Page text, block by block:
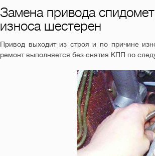
Замена привода
износа шестерен
Привод выходит из строя и по причине
ремонт выполняется без снятия КПП по